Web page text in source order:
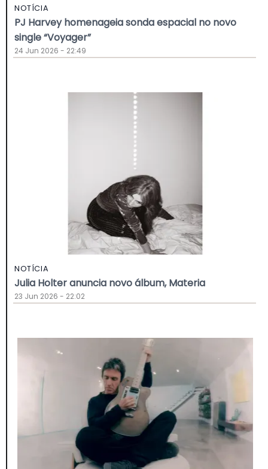
NOTÍCIA
PJ Harvey homenageia sonda espacial no novo
single “Voyager”
24 Jun 2026 - 22:49
NOTÍCIA
Julia Holter anuncia novo álbum, Materia
23 Jun 2026 - 22:02